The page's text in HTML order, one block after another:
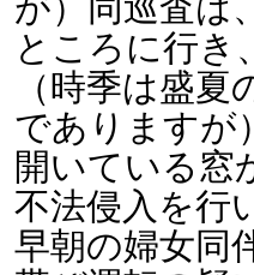
ところに行き
（時季は盛
でありますが
開いている窓
不法侵入を行
早朝の婦女同